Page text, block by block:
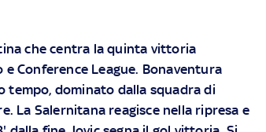
che centra la quinta vittoria
Conference League. Bonaventura
tempo, dominato dalla squadra di
La Salernitana reagisce nella ripresa e